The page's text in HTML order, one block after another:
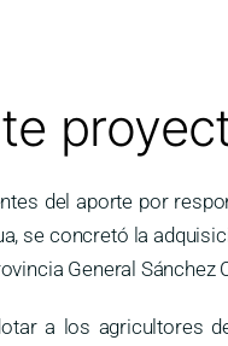
del aporte por
se concretó la
General Sánchez
a los agricultores